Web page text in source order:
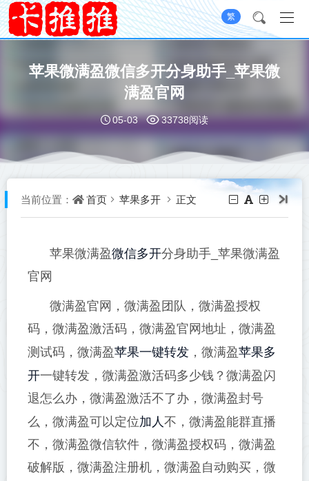
繁
苹果微满盈微信多开分身助手_苹果微
满盈官网
05-03 33738阅读
当前位置： 首页 苹果多开 正文
苹果微满盈微信多开分身助手_苹果微满盈
官网
微满盈官网，微满盈团队，微满盈授权
码，微满盈激活码，微满盈官网地址，微满盈
测试码，微满盈苹果一键转发 ，微满盈苹果多
开一键转发，微满盈激活码多少钱？微满盈闪
退怎么办，微满盈激活不了办，微满盈封号
么，微满盈可以定位加人不，微满盈能群直播
不，微满盈微信软件，微满盈授权码，微满盈
破解版，微满盈注册机，微满盈自动购买，微